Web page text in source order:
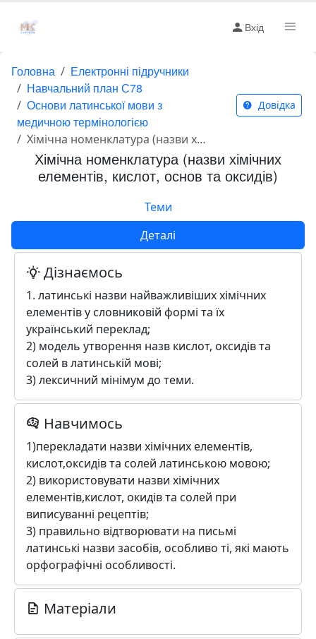
Вхід
Головна
Електронні підручники
Навчальний план С78
Основи латинської мови з
медичною термінологією
Хімічна номенклатура (назви хімічних елементів, кислот, основ та оксидів)
Довідка
Хімічна номенклатура (назви хімічних
елементів, кислот, основ та оксидів)
Теми
Деталі
Дізнаємось
1. латинські назви найважливіших хімічних
елементів у словниковій формі та їх
український переклад;
2) модель утворення назв кислот, оксидів та
солей в латинській мові;
3) лексичний мінімум до теми.
Навчимось
1)перекладати назви хімічних елементів,
кислот,оксидів та солей латинською мовою;
2) використовувати назви хімічних
елементів,кислот, окидів та солей при
виписуванні рецептів;
3) правильно відтворювати на письмі
латинські назви засобів, особливо ті, які мають
орфографічні особливості.
Матеріали